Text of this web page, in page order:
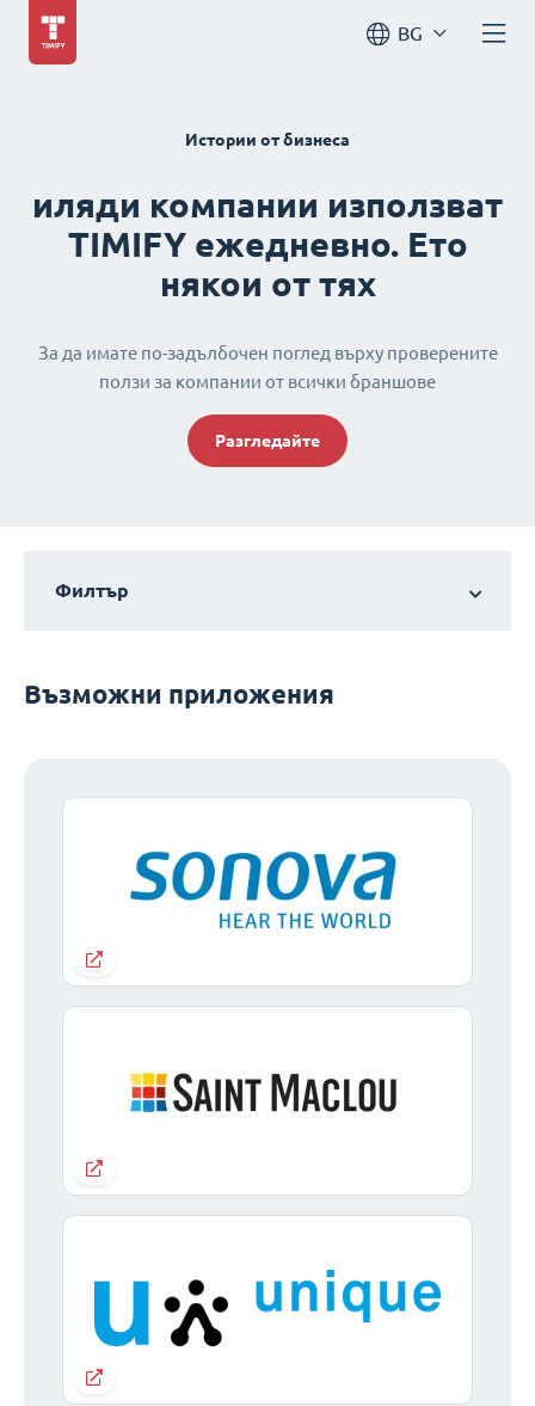
BG
Истории от бизнеса
иляди компании използват
TIMIFY ежедневно. Ето
някои от тях
За да имате по-задълбочен поглед върху проверените
ползи за компании от всички браншове
Разгледайте
Филтър
Възможни приложения